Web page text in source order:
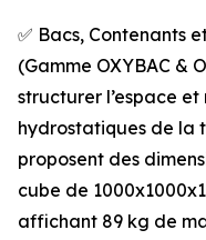
✅ Bacs, Contenants
(Gamme OXYBAC &
structurer l’espace
hydrostatiques de la
proposent des
cube de
affichant 89 kg de